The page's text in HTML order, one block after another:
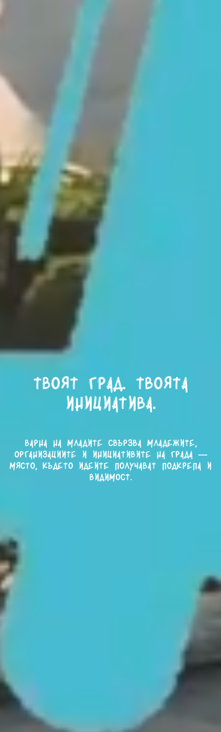
Твоят град. Твоята
инициатива.
Варна на младите свързва младежите,
организациите и инициативите на града —
място, където идеите получават подкрепа и
видимост.